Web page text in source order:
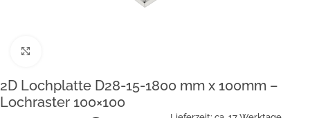
2D Lochplatte D28-15-1800 mm x 100mm –
Lochraster 100×100